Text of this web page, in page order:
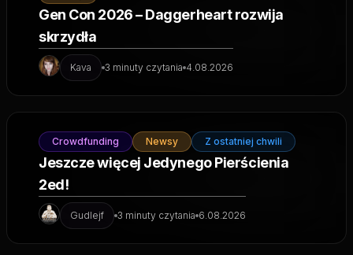
Gen Con 2026 – Daggerheart rozwija
skrzydła
Kava 3 minuty czytania 4.08.2026
Crowdfunding Newsy Z ostatniej chwili
Jeszcze więcej Jedynego Pierścienia
2ed!
Gudlejf 3 minuty czytania 6.08.2026